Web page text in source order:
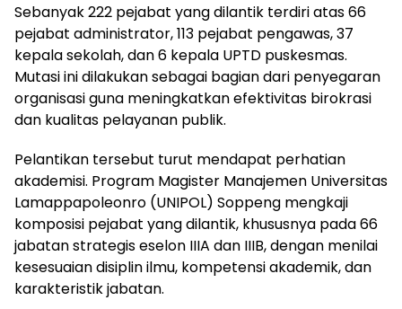
Sebanyak 222 pejabat yang dilantik terdiri atas 66
pejabat administrator, 113 pejabat pengawas, 37
kepala sekolah, dan 6 kepala UPTD puskesmas.
Mutasi ini dilakukan sebagai bagian dari penyegaran
organisasi guna meningkatkan efektivitas birokrasi
dan kualitas pelayanan publik.
Pelantikan tersebut turut mendapat perhatian
akademisi. Program Magister Manajemen Universitas
Lamappapoleonro (UNIPOL) Soppeng mengkaji
komposisi pejabat yang dilantik, khususnya pada 66
jabatan strategis eselon IIIA dan IIIB, dengan menilai
kesesuaian disiplin ilmu, kompetensi akademik, dan
karakteristik jabatan.